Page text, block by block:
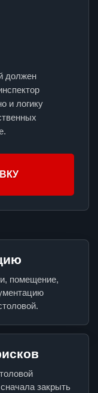
должен
и логику
помещение,
закрыть